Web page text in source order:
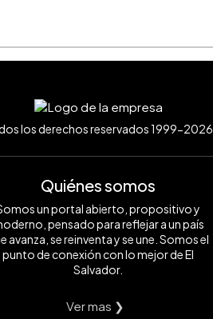
los derechos reservados 1999-2026
Quiénes somos
un portal abierto, propositivo y
pensado para reflejar a un país
avanza, se reinventa y se une. Somos el
punto de conexión con lo mejor de El
Salvador.
Ver mas ❯